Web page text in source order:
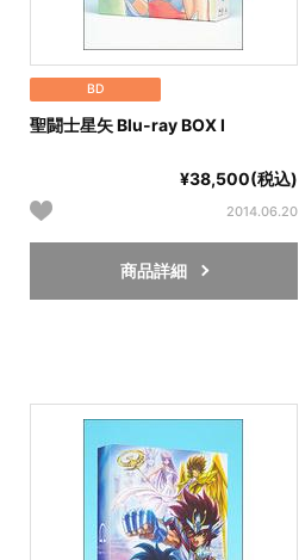
BD
聖闘士星矢 Blu-ray BOX Ⅰ
¥38,500(税込)
2014.06.20
商品詳細